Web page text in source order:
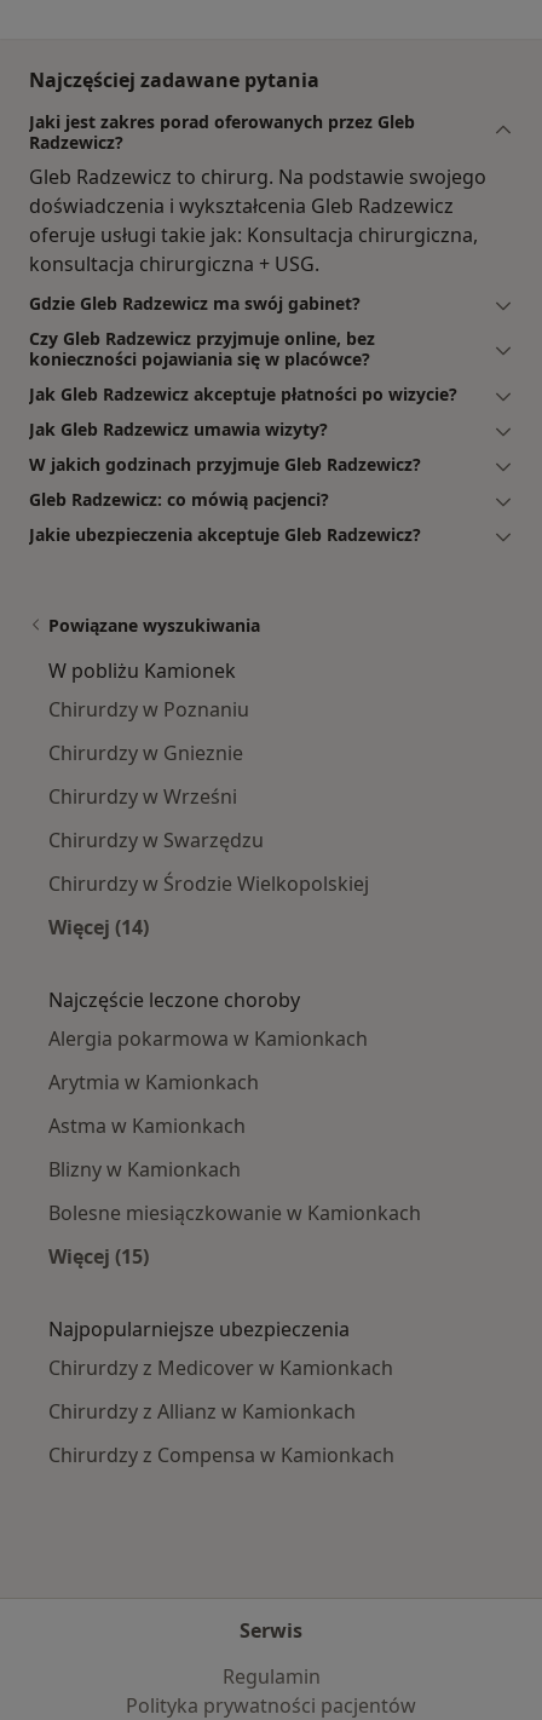
Najczęściej zadawane pytania
Jaki jest zakres porad oferowanych przez Gleb
Radzewicz?
Gleb Radzewicz to chirurg. Na podstawie swojego
doświadczenia i wykształcenia Gleb Radzewicz
oferuje usługi takie jak: Konsultacja chirurgiczna,
konsultacja chirurgiczna + USG.
Gdzie Gleb Radzewicz ma swój gabinet?
Czy Gleb Radzewicz przyjmuje online, bez
konieczności pojawiania się w placówce?
Jak Gleb Radzewicz akceptuje płatności po wizycie?
Jak Gleb Radzewicz umawia wizyty?
W jakich godzinach przyjmuje Gleb Radzewicz?
Gleb Radzewicz: co mówią pacjenci?
Jakie ubezpieczenia akceptuje Gleb Radzewicz?
Powiązane wyszukiwania
W pobliżu Kamionek
Chirurdzy w Poznaniu
Chirurdzy w Gnieznie
Chirurdzy w Wrześni
Chirurdzy w Swarzędzu
Chirurdzy w Środzie Wielkopolskiej
Więcej (14)
Najczęście leczone choroby
Alergia pokarmowa w Kamionkach
Arytmia w Kamionkach
Astma w Kamionkach
Blizny w Kamionkach
Bolesne miesiączkowanie w Kamionkach
Więcej (15)
Najpopularniejsze ubezpieczenia
Chirurdzy z Medicover w Kamionkach
Chirurdzy z Allianz w Kamionkach
Chirurdzy z Compensa w Kamionkach
Serwis
Regulamin
Polityka prywatności pacjentów